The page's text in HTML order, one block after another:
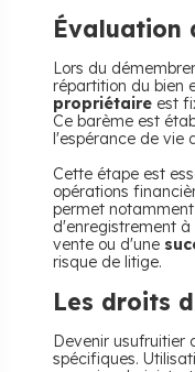
Évaluation
Lors du
répartition du bien
propriétaire est
Ce barème est
l'espérance de vie
Cette étape est
opérations
permet
d'enregistrement
vente ou d'une
risque de litige.
Les droits
Devenir usufruitier
spécifiques.